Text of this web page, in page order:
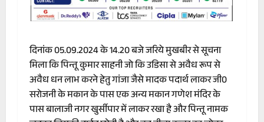
दिनांक 05.09.2024 के 14.20 बजे जरिये मुखबीर से सूचना
मिला कि पिन्तू कुमार साहनी जो कि उडिसा से अवैध रूप से
अवैध धन लाभ करने हेतु गांजा जैसे मादक पदार्थ लाकर जी0
सरोजनी के मकान के पास एक अन्य मकान गणेश मंदिर के
पास बालाजी नगर खुर्सीपार में लाकर रखा है और पिन्तू नामक